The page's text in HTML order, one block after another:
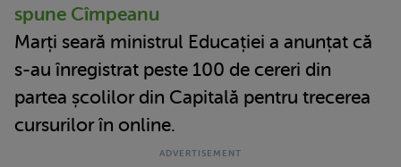
spune Cîmpeanu
Marți seară ministrul Educației a anunțat că
s-au înregistrat peste 100 de cereri din
partea școlilor din Capitală pentru trecerea
cursurilor în online.